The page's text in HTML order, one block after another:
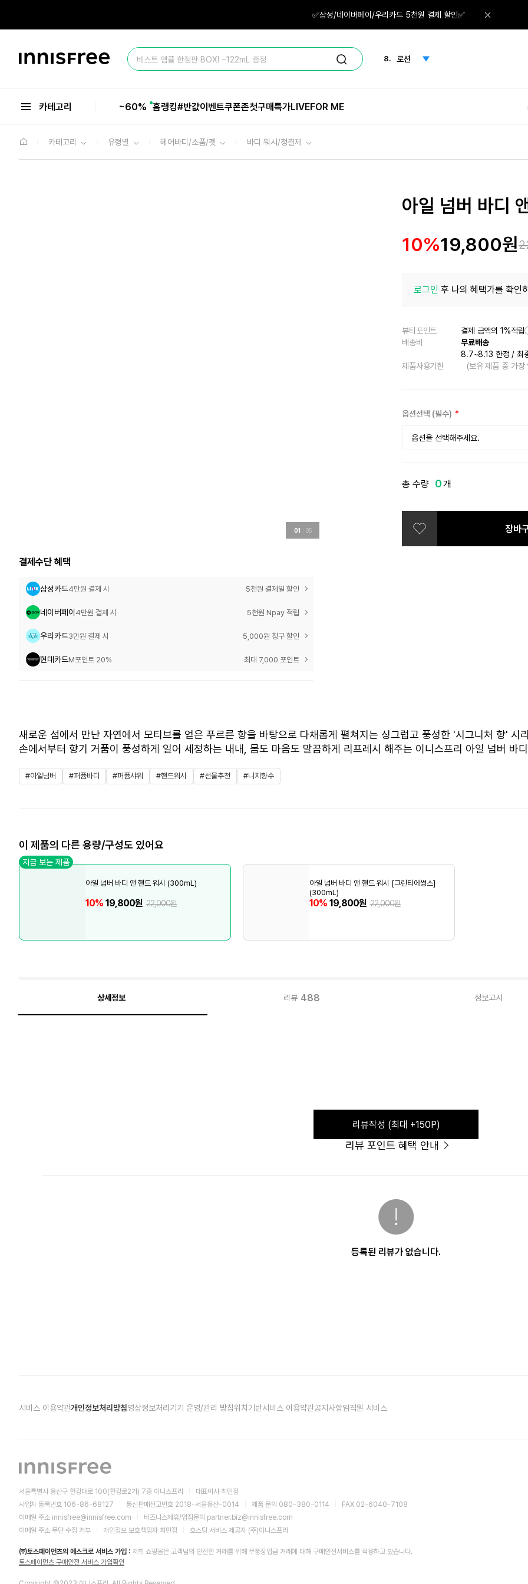
으
✅삼성/네이버페이/우리카드 5천원 결제 할인✅
이
베스트 앰플 한정판 BOX! ~122mL 증정
6. 그린티
8. 로션
카테고리 ~60% 홈랭킹#반값이벤트쿠폰존첫구매특가LIVEFOR ME
카테고리 유형별 헤어바디/소품/펫 바디 워시/청결제
01 05
결제수단 혜택
삼성카드4만원 결제 시 5천원 결제일 할인
네이버페이 4만원 결제 시 5천원 Npay 적립
우리카드3만원 결제 시 5,000원 청구 할인
현대카드M포인트 20% 최대 7,000 포인트
아일 넘버 바디
10%19,800원
로그인 후 나의 혜택가를 확인
뷰티포인트
결제 금액의 1%적립
배송비
무료배송
8.7~8.13 한정 /최
제품사용기한
(보유 제품 중 가장
옵션선택 (필수)
옵션을 선택해주세요.
02 웜앤퍼지스
총 수량 0개
장바
새로운 섬에서 만난 자연에서 모티브를 얻은 푸르른 향을 바탕으로 다채롭게 펼쳐지는 싱그럽고 풍성한 '시그니처 향' 시
손에서부터 향기 거품이 풍성하게 일어 세정하는 내내, 몸도 마음도 말끔하게 리프레시 해주는 이니스프리 아일 넘버 바
#아일넘버 #퍼퓸바디 #퍼퓸샤워 #핸드워시 #선물추천 #니치향수
이 제품의 다른 용량/구성도 있어요
지금 보는 제품
아일 넘버 바디 앤 핸드 워시 (300mL)
10% 19,800원 22,000원
아일 넘버 바디 앤 핸드 워시 [그린티에썽스]
(300mL)
10% 19,800원 22,000원
상세정보 리뷰 488 정보고시
리뷰작성 (최대 +150P)
리뷰 포인트 혜택 안내
등록된 리뷰가 없습니다.
서울특별시 용산구 한강대로 100(한강로2가) 7층 이니스프리
대표이사 최민정
사업자 등록번호 106-86-68127
통신판매신고번호 2018-서울용산-0014 제품 문의 080-380-0114
FAX 02-6040-7108
이메일 주소 innisfree@innisfree.com 비즈니스제휴/입점문의 partner.biz@innisfree.com
이메일 주소 무단 수집 거부
개인정보 보호책임자 최민정 호스팅 서비스 제공자 (주)이니스프리
㈜토스페이먼츠의 에스크로 서비스 가입 : 저희 쇼핑몰은 고객님의 안전한 거래를 위해 무통장입금 거래에 대해 구매안전서비스를 적용하고 있습니다.
토스페이먼츠 구매안전 서비스 가입확인
서비스 이용약관개인정보처리방침영상정보처리기기 운영/관리 방침위치기반서비스 이용약관공지사항임직원 서비스